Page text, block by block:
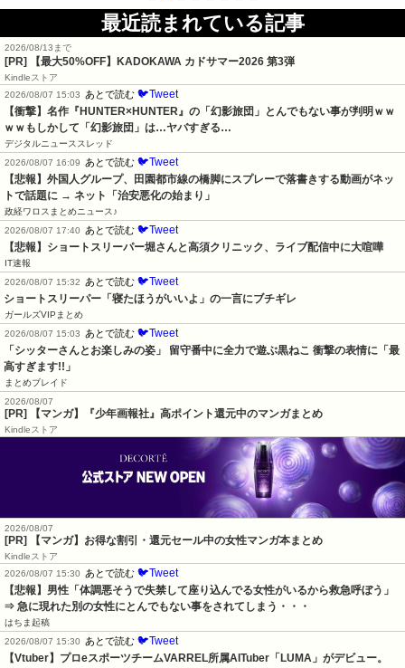
最近読まれている記事
2026/08/13まで
[PR] 【最大50%OFF】KADOKAWA カドサマー2026 第3弾
Kindleストア
2026/08/07 15:03
あとで読む 🐦Tweet
【衝撃】名作『HUNTER×HUNTER』の「幻影旅団」とんでもない事が判明ｗｗ
ｗｗもしかして「幻影旅団」は…ヤバすぎる…
デジタルニューススレッド
2026/08/07 16:09
あとで読む 🐦Tweet
【悲報】外国人グループ、田園都市線の橋脚にスプレーで落書きする動画がネッ
トで話題に → ネット「治安悪化の始まり」
政経ワロスまとめニュース♪
2026/08/07 17:40
あとで読む 🐦Tweet
【悲報】ショートスリーパー堀さんと高須クリニック、ライブ配信中に大喧嘩
IT速報
2026/08/07 15:32
あとで読む 🐦Tweet
ショートスリーパー「寝たほうがいいよ」の一言にブチギレ
ガールズVIPまとめ
2026/08/07 15:03
あとで読む 🐦Tweet
「シッターさんとお楽しみの姿」 留守番中に全力で遊ぶ黒ねこ 衝撃の表情に「最
高すぎます!!」
まとめブレイド
2026/08/07
[PR] 【マンガ】『少年画報社』高ポイント還元中のマンガまとめ
Kindleストア
2026/08/07
[PR] 【マンガ】お得な割引・還元セール中の女性マンガ本まとめ
Kindleストア
2026/08/07 15:30
あとで読む 🐦Tweet
【悲報】男性「体調悪そうで失禁して座り込んでる女性がいるから救急呼ぼう」
⇒ 急に現れた別の女性にとんでもない事をされてしまう・・・
はちま起稿
2026/08/07 15:30
あとで読む 🐦Tweet
【Vtuber】プロeスポーツチームVARREL所属AITuber「LUMA」がデビュー。